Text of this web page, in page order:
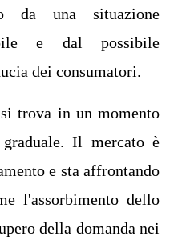
da una situazione
e dal possibile
dei consumatori.
trova in un momento
Il mercato è
e sta affrontando
l'assorbimento dello
della domanda nei